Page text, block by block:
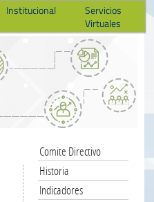
Institucional
Servicios
Virtuales
Comite Directivo
Historia
Indicadores